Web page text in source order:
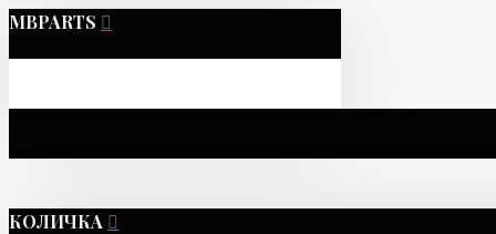
MBPARTS
КОЛИЧКА